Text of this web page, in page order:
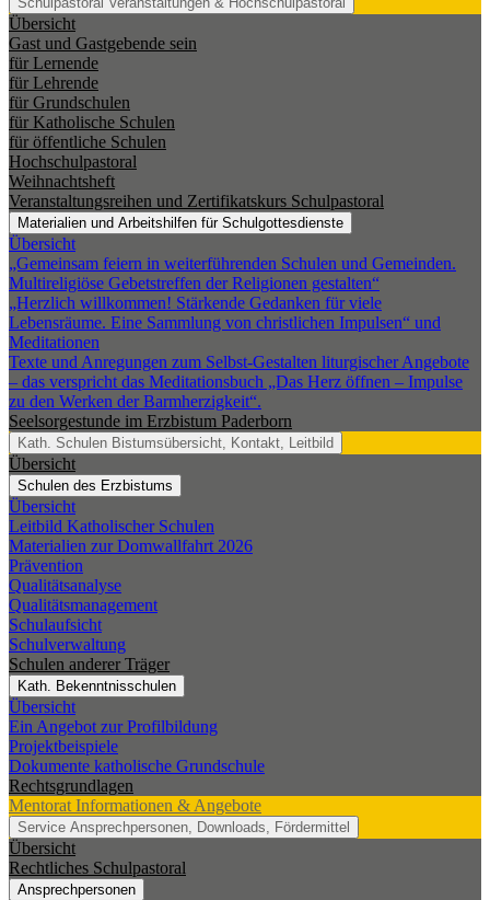
Übersicht
Gast und Gastgebende sein
für Lernende
für Lehrende
für Grundschulen
für Katholische Schulen
für öffentliche Schulen
Hochschulpastoral
Weihnachtsheft
Veranstaltungsreihen und Zertifikatskurs Schulpastoral
Materialien und Arbeitshilfen für Schulgottesdienste
Übersicht
„Gemeinsam feiern in weiterführenden Schulen und Gemeinden.
Multireligiöse Gebetstreffen der Religionen gestalten“
„Herzlich willkommen! Stärkende Gedanken für viele
Lebensräume. Eine Sammlung von christlichen Impulsen“ und
Meditationen
Texte und Anregungen zum Selbst-Gestalten liturgischer Angebote
– das verspricht das Meditationsbuch „Das Herz öffnen – Impulse
zu den Werken der Barmherzigkeit“.
Seelsorgestunde im Erzbistum Paderborn
Kath. Schulen Bistumsübersicht, Kontakt, Leitbild
Übersicht
Schulen des Erzbistums
Übersicht
Leitbild Katholischer Schulen
Materialien zur Domwallfahrt 2026
Prävention
Qualitätsanalyse
Qualitätsmanagement
Schulaufsicht
Schulverwaltung
Schulen anderer Träger
Kath. Bekenntnisschulen
Übersicht
Ein Angebot zur Profilbildung
Projektbeispiele
Dokumente katholische Grundschule
Rechtsgrundlagen
Mentorat Informationen & Angebote
Service Ansprechpersonen, Downloads, Fördermittel
Übersicht
Rechtliches Schulpastoral
Ansprechpersonen